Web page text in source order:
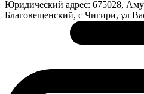
Юридический адрес: 675028,
Благовещенский, с Чигири, ул